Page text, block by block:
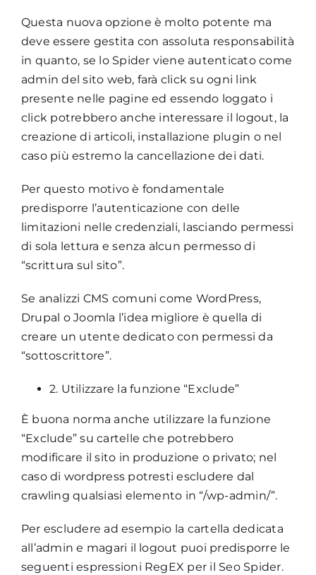
Questa nuova opzione è molto potente ma
deve essere gestita con assoluta responsabilità
in quanto, se lo Spider viene autenticato come
admin del sito web, farà click su ogni link
presente nelle pagine ed essendo loggato i
click potrebbero anche interessare il logout, la
creazione di articoli, installazione plugin o nel
caso più estremo la cancellazione dei dati.
Per questo motivo è fondamentale
predisporre l’autenticazione con delle
limitazioni nelle credenziali, lasciando permessi
di sola lettura e senza alcun permesso di
“scrittura sul sito”.
Se analizzi CMS comuni come WordPress,
Drupal o Joomla l’idea migliore è quella di
creare un utente dedicato con permessi da
“sottoscrittore”.
2. Utilizzare la funzione “Exclude”
È buona norma anche utilizzare la funzione
“Exclude” su cartelle che potrebbero
modificare il sito in produzione o privato; nel
caso di wordpress potresti escludere dal
crawling qualsiasi elemento in “/wp-admin/”.
Per escludere ad esempio la cartella dedicata
all’admin e magari il logout puoi predisporre le
seguenti espressioni RegEX per il Seo Spider.